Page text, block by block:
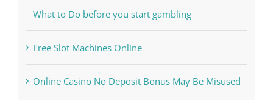
What to Do before you start gambling
Free Slot Machines Online
Online Casino No Deposit Bonus May Be Misused